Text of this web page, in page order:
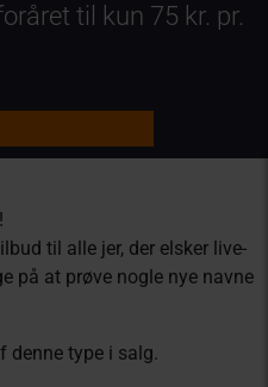
til kun 75 kr. pr.
til alle jer, der elsker live-
på at prøve nogle nye navne
denne type i salg.